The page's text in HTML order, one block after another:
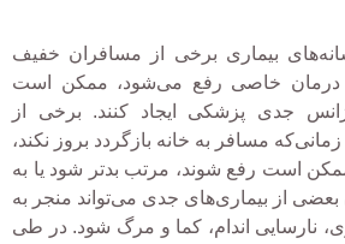
بیماری برخی از مسافران خفیف
درمان خاصی رفع می‌شود، ممکن است
جدی پزشکی ایجاد کنند. برخی از
مسافر به خانه بازگردد بروز نکند،
است رفع شوند، مرتب بدتر شود یا به
بعضی از بیماری‌های جدی می‌تواند منجر به
نارسایی اندام، کما و مرگ شود. در طی